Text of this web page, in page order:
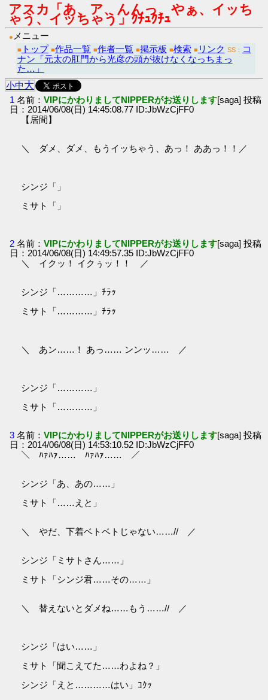
アスカ「あ、ア、んんっ、やぁ、イッち
ゃう、イッちゃう」ｸﾁｭｸﾁｭ
● メニュー
■ トップ ■作品一覧 ■作者一覧 ■掲示板 ■検索 ■ リンク SS： コ
ナン「元太の肛門から光彦の頭が抜けなくなっちまっ
た…」
小中大
1 名前：VIPにかわりましてNIPPERがお送りします[saga] 投稿
日：2014/06/08(日) 14:45:08.77 ID:JbWzCjFF0
【居間】
＼ ダメ、ダメ、もうイッちゃう、あっ！ ああっ！！／
シンジ「」
ミサト「」
2 名前：VIPにかわりましてNIPPERがお送りします[saga] 投稿
日：2014/06/08(日) 14:49:57.35 ID:JbWzCjFF0
＼ イクッ！ イクぅッ！！ ／
シンジ「…………」ﾁﾗｯ
ミサト「…………」ﾁﾗｯ
＼ あン……！ あっ…… ンンッ…… ／
シンジ「…………」
ミサト「…………」
3 名前：VIPにかわりましてNIPPERがお送りします[saga] 投稿
日：2014/06/08(日) 14:53:10.52 ID:JbWzCjFF0
＼ ﾊｧﾊｧ…… ﾊｧﾊｧ…… ／
シンジ「あ、あの……」
ミサト「……えと」
＼ やだ、下着ベトベトじゃない……// ／
シンジ「ミサトさん……」
ミサト「シンジ君……その……」
＼ 替えないとダメね……もう……// ／
シンジ「はい……」
ミサト「聞こえてた……わよね？」
シンジ「えと…………はい」ｺｸｯ